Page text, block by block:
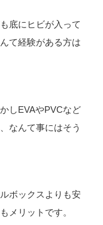
底にヒビが入って
て経験がある方は
しEVAやPVCなど
なんて事にはそう
ボックスよりも安
メリットです。